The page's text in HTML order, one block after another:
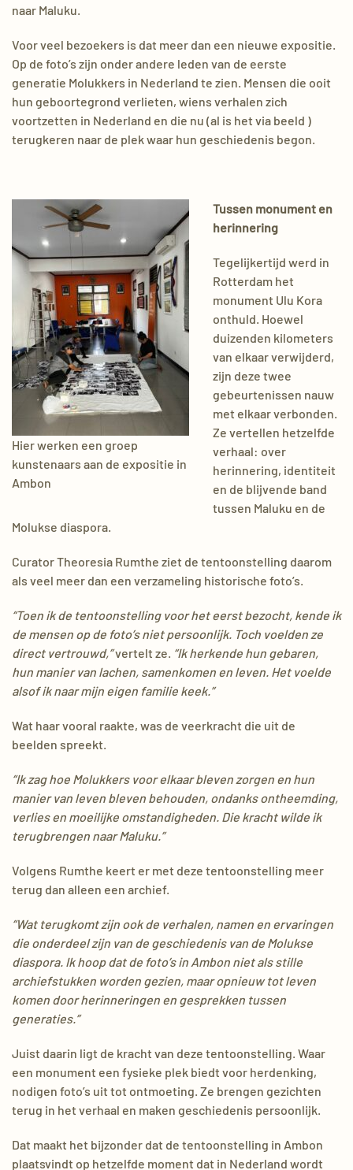
naar Maluku.
Voor veel bezoekers is dat meer dan een nieuwe expositie.
Op de foto’s zijn onder andere leden van de eerste
generatie Molukkers in Nederland te zien. Mensen die ooit
hun geboortegrond verlieten, wiens verhalen zich
voortzetten in Nederland en die nu (al is het via beeld )
terugkeren naar de plek waar hun geschiedenis begon.
Hier werken een groep
kunstenaars aan de expositie in
Ambon
Tussen monument en
herinnering
Tegelijkertijd werd in
Rotterdam het
monument Ulu Kora
onthuld. Hoewel
duizenden kilometers
van elkaar verwijderd,
zijn deze twee
gebeurtenissen nauw
met elkaar verbonden.
Ze vertellen hetzelfde
verhaal: over
herinnering, identiteit
en de blijvende band
tussen Maluku en de
Molukse diaspora.
Curator Theoresia Rumthe ziet de tentoonstelling daarom
als veel meer dan een verzameling historische foto’s.
“Toen ik de tentoonstelling voor het eerst bezocht, kende ik
de mensen op de foto’s niet persoonlijk. Toch voelden ze
direct vertrouwd,”vertelt ze. “Ik herkende hun gebaren,
hun manier van lachen, samenkomen en leven. Het voelde
alsof ik naar mijn eigen familie keek.”
Wat haar vooral raakte, was de veerkracht die uit de
beelden spreekt.
“Ik zag hoe Molukkers voor elkaar bleven zorgen en hun
manier van leven bleven behouden, ondanks ontheemding,
verlies en moeilijke omstandigheden. Die kracht wilde ik
terugbrengen naar Maluku.”
Volgens Rumthe keert er met deze tentoonstelling meer
terug dan alleen een archief.
“Wat terugkomt zijn ook de verhalen, namen en ervaringen
die onderdeel zijn van de geschiedenis van de Molukse
diaspora. Ik hoop dat de foto’s in Ambon niet als stille
archiefstukken worden gezien, maar opnieuw tot leven
komen door herinneringen en gesprekken tussen
generaties.”
Juist daarin ligt de kracht van deze tentoonstelling. Waar
een monument een fysieke plek biedt voor herdenking,
nodigen foto’s uit tot ontmoeting. Ze brengen gezichten
terug in het verhaal en maken geschiedenis persoonlijk.
Dat maakt het bijzonder dat de tentoonstelling in Ambon
plaatsvindt op hetzelfde moment dat in Nederland wordt